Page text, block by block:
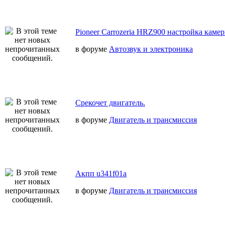
Pioneer Carrozeria HRZ900 настройка
в форуме Автозвук и электроника
Срекочет двигатель.
в форуме Двигатель и трансмиссия
Акпп u341f01a
в форуме Двигатель и трансмиссия